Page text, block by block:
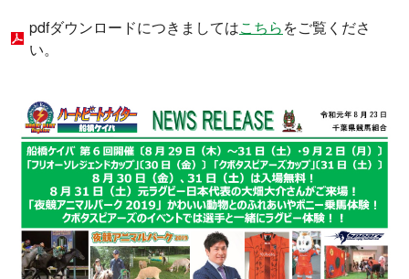
pdfダウンロードにつきましてはこちらをご覧くださ
い。